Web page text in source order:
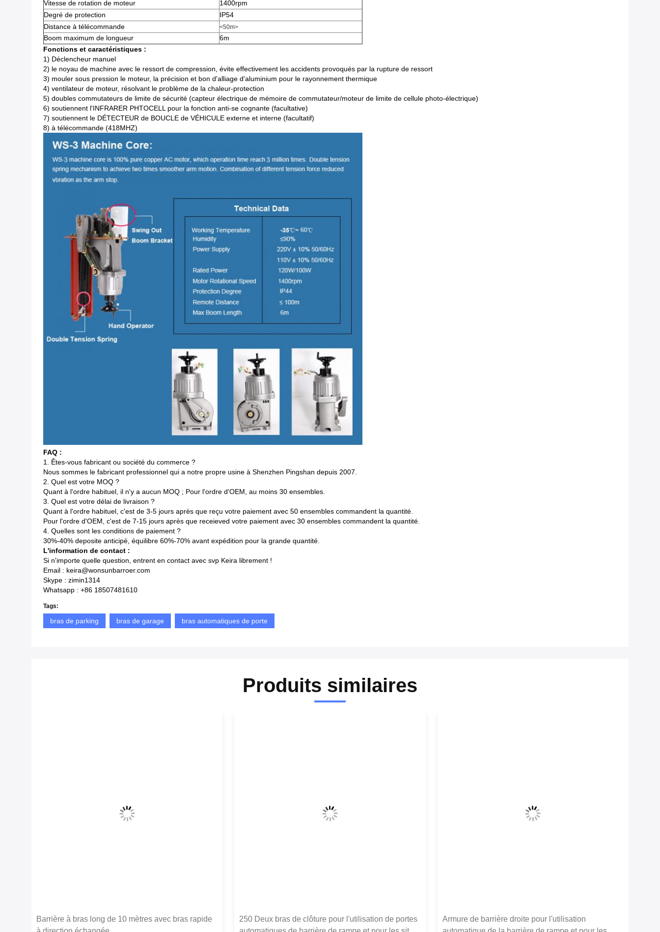
Vitesse de rotation de moteur
1400rpm
Degré de protection
IP54
Distance à télécommande
<50m>
Boom maximum de longueur
6m
Fonctions et caractéristiques :
1) Déclencheur manuel
2) le noyau de machine avec le ressort de compression, évite effectivement les accidents provoqués par la rupture de ressort
3) mouler sous pression le moteur, la précision et bon d'alliage d'aluminium pour le rayonnement thermique
4) ventilateur de moteur, résolvant le problème de la chaleur-protection
5) doubles commutateurs de limite de sécurité (capteur électrique de mémoire de commutateur/moteur de limite de cellule photo-électrique)
6) soutiennent l'INFRARER PHTOCELL pour la fonction anti-se cognante (facultative)
7) soutiennent le DÉTECTEUR de BOUCLE de VÉHICULE externe et interne (facultatif)
8) à télécommande (418MHZ)
FAQ :
1. Êtes-vous fabricant ou société du commerce ?
Nous sommes le fabricant professionnel qui a notre propre usine à Shenzhen Pingshan depuis 2007.
2. Quel est votre MOQ ?
Quant à l'ordre habituel, il n'y a aucun MOQ ; Pour l'ordre d'OEM, au moins 30 ensembles.
3. Quel est votre délai de livraison ?
Quant à l'ordre habituel, c'est de 3-5 jours après que reçu votre paiement avec 50 ensembles commandent la quantité.
Pour l'ordre d'OEM, c'est de 7-15 jours après que receieved votre paiement avec 30 ensembles commandent la quantité.
4. Quelles sont les conditions de paiement ?
30%-40% deposite anticipé, équilibre 60%-70% avant expédition pour la grande quantité.
L'information de contact :
Si n'importe quelle question, entrent en contact avec svp Keira librement !
Email : keira@wonsunbarroer.com
Skype : zimin1314
Whatsapp : +86 18507481610
Tags:
bras de parking bras de garage bras automatiques de porte
Produits similaires
Barrière à bras long de 10 mètres avec bras rapide
250 Deux bras de clôture pour l'utilisation de portes
Armure de barrière droite pour l'utilisation